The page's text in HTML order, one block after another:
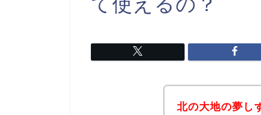
北の大地の夢し